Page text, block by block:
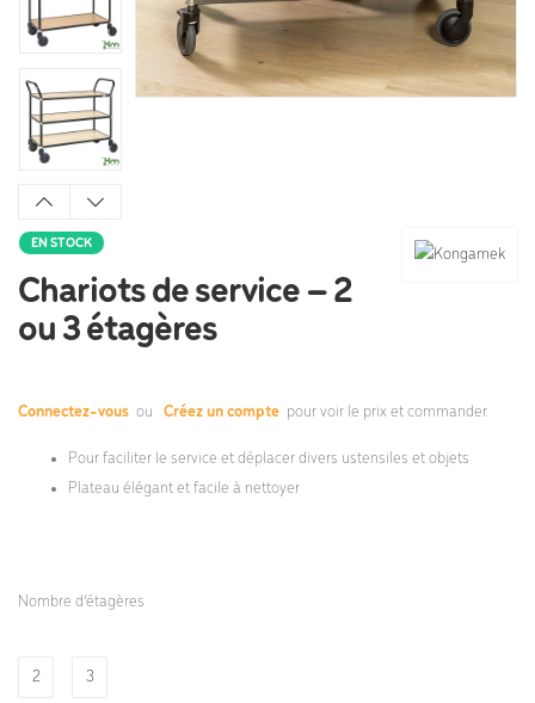
EN STOCK
Chariots de service – 2
ou 3 étagères
Connectez-vous ou Créez un compte pour voir le prix et commander.
Pour faciliter le service et déplacer divers ustensiles et objets
Plateau élégant et facile à nettoyer
Nombre d’étagères
2 3